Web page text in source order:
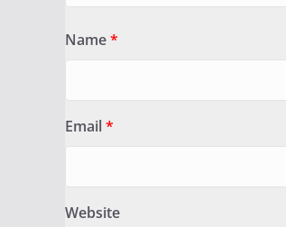
Name*
Email*
Website